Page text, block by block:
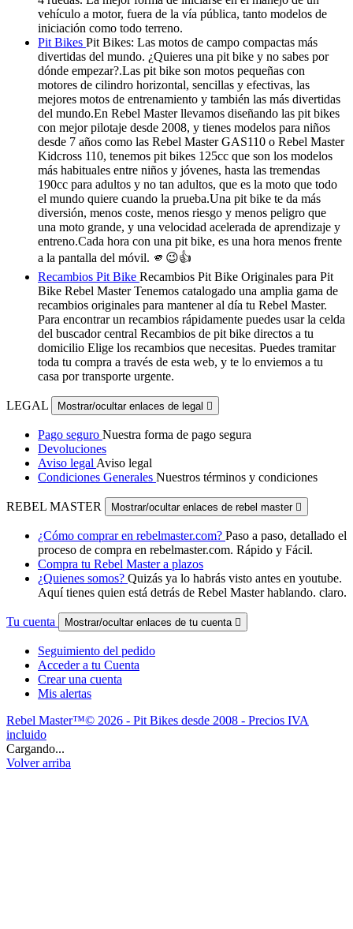
vehículo a motor, fuera de la vía pública, tanto modelos de
iniciación como todo terreno.
Pit Bikes Pit Bikes: Las motos de campo compactas más
divertidas del mundo. ¿Quieres una pit bike y no sabes por
dónde empezar?.Las pit bike son motos pequeñas con
motores de cilindro horizontal, sencillas y efectivas, las
mejores motos de entrenamiento y también las más divertidas
del mundo.En Rebel Master llevamos diseñando las pit bikes
con mejor pilotaje desde 2008, y tienes modelos para niños
desde 7 años como las Rebel Master GAS110 o Rebel Master
Kidcross 110, tenemos pit bikes 125cc que son los modelos
más habituales entre niños y jóvenes, hasta las tremendas
190cc para adultos y no tan adultos, que es la moto que todo
el mundo quiere cuando la prueba.Una pit bike te da más
diversión, menos coste, menos riesgo y menos peligro que
una moto grande, y una velocidad acelerada de aprendizaje y
entreno.Cada hora con una pit bike, es una hora menos frente
a la pantalla del móvil. 🫵😉👍
Recambios Pit Bike Recambios Pit Bike Originales para Pit
Bike Rebel Master Tenemos catalogado una amplia gama de
recambios originales para mantener al día tu Rebel Master.
Para encontrar un recambios rápidamente puedes usar la celda
del buscador central Recambios de pit bike directos a tu
domicilio Elige los recambios que necesitas. Puedes tramitar
toda tu compra a través de esta web, y te lo enviemos a tu
casa por transporte urgente.
LEGAL Mostrar/ocultar enlaces de legal 
Pago seguro Nuestra forma de pago segura
Devoluciones
Aviso legal Aviso legal
Condiciones Generales Nuestros términos y condiciones
REBEL MASTER Mostrar/ocultar enlaces de rebel master 
¿Cómo comprar en rebelmaster.com? Paso a paso, detallado el
proceso de compra en rebelmaster.com. Rápido y Fácil.
Compra tu Rebel Master a plazos
¿Quienes somos? Quizás ya lo habrás visto antes en youtube.
Aquí tienes quien está detrás de Rebel Master hablando. claro.
Tu cuenta Mostrar/ocultar enlaces de tu cuenta 
Seguimiento del pedido
Acceder a tu Cuenta
Crear una cuenta
Mis alertas
Rebel Master™© 2026 - Pit Bikes desde 2008 - Precios IVA
incluido
Cargando...
Volver arriba